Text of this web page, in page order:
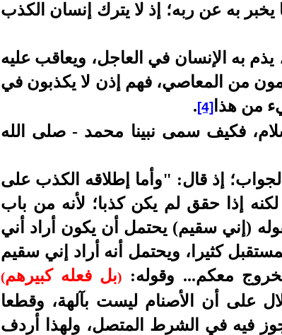
به عن ربه؛ إذ لا يترك إنسان الكذب
به الإنسان في العاجل، ويعاقب عليه
من المعاصي، فهم إذن لا يكذبون في
من هذا [4]
.
فكيف سمى نبينا محمد - صلى الله
إذ قال: "وأما إطلاقه الكذب على
لكنه إذا حقق لم يكن كذبا؛ لأنه من باب
(إني سقيم) يحتمل أن يكون أراد أني
كثيرا، ويحتمل أنه أراد إني سقيم
معكم... وقوله:
)بل فعله كبيرهم(
على أن الأصنام ليست بآلهة، وقطعا
فيه في الشرط المتصل، ولهذا أردف